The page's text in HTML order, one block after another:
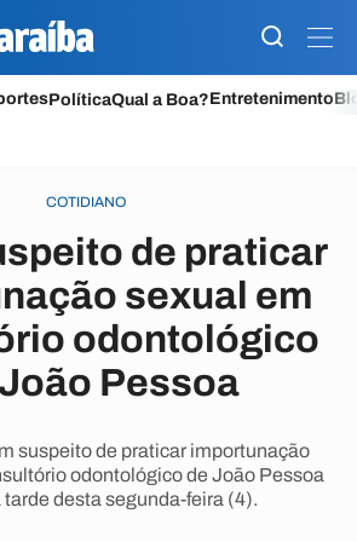
PolíticaQual a Boa?Entretenimento
COTIDIANO
de praticar
sexual em
odontológico
Pessoa
suspeito de praticar importunação
odontológico de João Pessoa
tarde desta segunda-feira (4).